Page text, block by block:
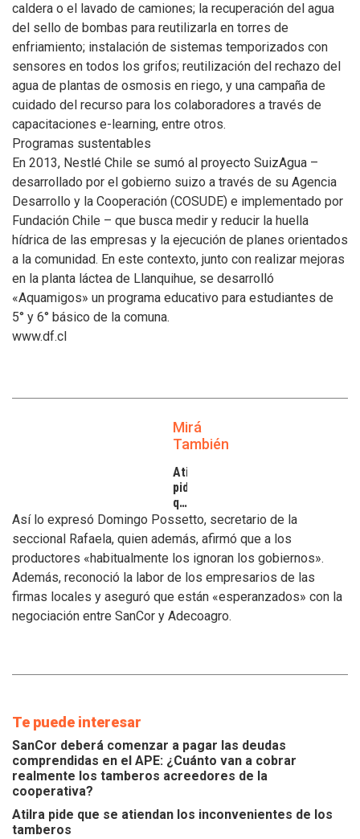
caldera o el lavado de camiones; la recuperación del agua
del sello de bombas para reutilizarla en torres de
enfriamiento; instalación de sistemas temporizados con
sensores en todos los grifos; reutilización del rechazo del
agua de plantas de osmosis en riego, y una campaña de
cuidado del recurso para los colaboradores a través de
capacitaciones e-learning, entre otros.
Programas sustentables
En 2013, Nestlé Chile se sumó al proyecto SuizAgua –
desarrollado por el gobierno suizo a través de su Agencia
Desarrollo y la Cooperación (COSUDE) e implementado por
Fundación Chile – que busca medir y reducir la huella
hídrica de las empresas y la ejecución de planes orientados
a la comunidad. En este contexto, junto con realizar mejoras
en la planta láctea de Llanquihue, se desarrolló
«Aquamigos» un programa educativo para estudiantes de
5° y 6° básico de la comuna.
www.df.cl
Mirá
También
Atilra
pide
que
se
atiendan
inconvenientes
de
los
tamberos
Así lo expresó Domingo Possetto, secretario de la
seccional Rafaela, quien además, afirmó que a los
productores «habitualmente los ignoran los gobiernos».
Además, reconoció la labor de los empresarios de las
firmas locales y aseguró que están «esperanzados» con la
negociación entre SanCor y Adecoagro.
Te puede interesar
SanCor deberá comenzar a pagar las deudas
comprendidas en el APE: ¿Cuánto van a cobrar
realmente los tamberos acreedores de la
cooperativa?
Atilra pide que se atiendan los inconvenientes de los
tamberos